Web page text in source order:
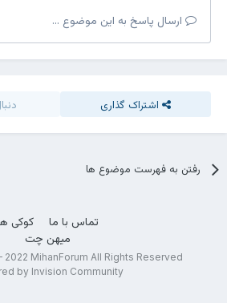
ارسال پاسخ به این موضوع ...
اشتراک گذاری
رفتن به فهرست موضوع ها
تماس با ما
کوکی ها
میهن چت
2022 MihanForum All Rights Reserved©
by Invision Community